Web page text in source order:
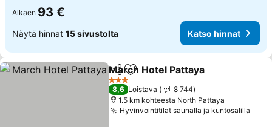
Alkaen 93 €
Näytä hinnat 15 sivustolta Katso hinnat
Jaa Lisää suosikkeihin
March Hotel Pattaya
3 Tähtiluokitus
8,6 Loistava
8 744
1.5 km kohteesta North Pattaya
Hyvinvointitilat saunalla ja kuntosalilla